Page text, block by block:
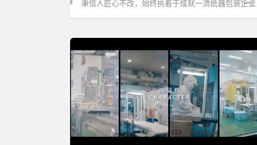
秉信人匠心不改，始终执着于成就一流纸器包装企业